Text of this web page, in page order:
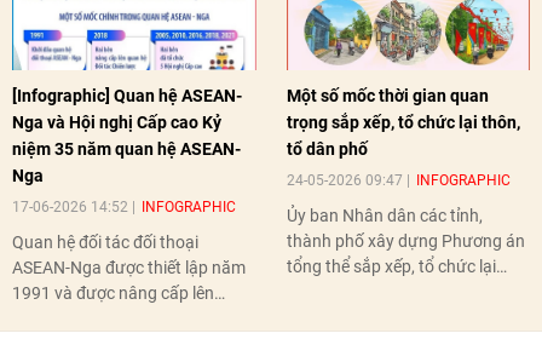
[Infographic] Quan hệ ASEAN-
Nga và Hội nghị Cấp cao Kỷ
niệm 35 năm quan hệ ASEAN-
Nga
17-06-2026 14:52 INFOGRAPHIC
Quan hệ đối tác đối thoại
ASEAN-Nga được thiết lập năm
1991 và được nâng cấp lên
Một số mốc thời gian quan
trọng sắp xếp, tổ chức lại thôn,
tổ dân phố
24-05-2026 09:47 INFOGRAPHIC
Ủy ban Nhân dân các tỉnh,
thành phố xây dựng Phương án
tổng thể sắp xếp, tổ chức lại